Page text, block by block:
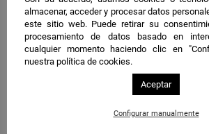
Con el aumento del tamaño de los
colapso debido al estrés por calor
metabólica menor en comparación
estresantes de temperatura. “Esto
animales relativamente grandes
su capacidad de desarrollo y
almacenar, acceder y procesar datos
este sitio web. Puede retirar su
procesamiento de datos basado en
cualquier momento haciendo clic en
nuestra política de cookies.
Aceptar
Configurar manualmente